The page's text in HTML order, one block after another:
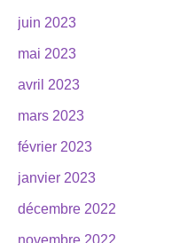
juin 2023
mai 2023
avril 2023
mars 2023
février 2023
janvier 2023
décembre 2022
novembre 2022